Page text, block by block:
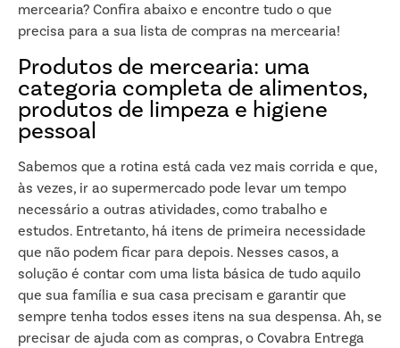
mercearia? Confira abaixo e encontre tudo o que
precisa para a sua lista de compras na mercearia!
Produtos de mercearia: uma
categoria completa de alimentos,
produtos de limpeza e higiene
pessoal
Sabemos que a rotina está cada vez mais corrida e que,
às vezes, ir ao supermercado pode levar um tempo
necessário a outras atividades, como trabalho e
estudos. Entretanto, há itens de primeira necessidade
que não podem ficar para depois. Nesses casos, a
solução é contar com uma lista básica de tudo aquilo
que sua família e sua casa precisam e garantir que
sempre tenha todos esses itens na sua despensa. Ah, se
precisar de ajuda com as compras, o Covabra Entrega